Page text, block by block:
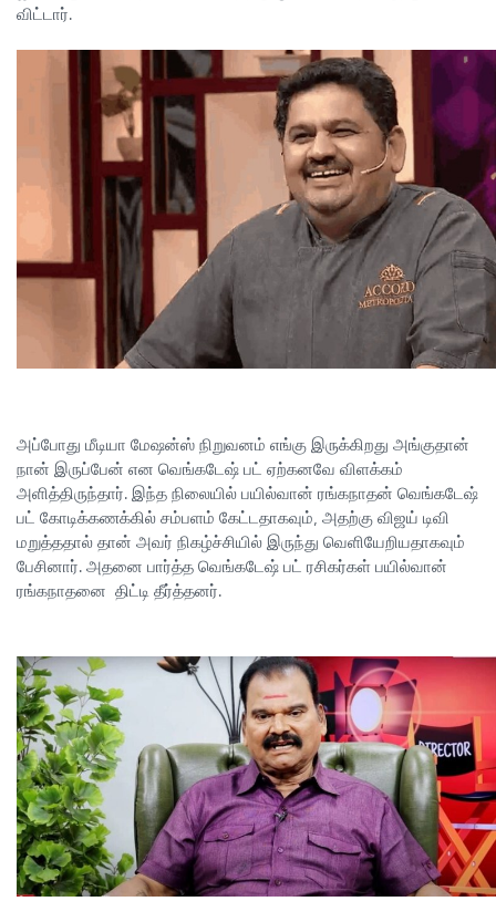
விட்டார்.
அப்போது மீடியா மேஷன்ஸ் நிறுவனம் எங்கு இருக்கிறது அங்குதான்
நான் இருப்பேன் என வெங்கடேஷ் பட் ஏற்கனவே விளக்கம்
அளித்திருந்தார். இந்த நிலையில் பயில்வான் ரங்கநாதன் வெங்கடேஷ்
பட் கோடிக்கணக்கில் சம்பளம் கேட்டதாகவும், அதற்கு விஜய் டிவி
மறுத்ததால் தான் அவர் நிகழ்ச்சியில் இருந்து வெளியேறியதாகவும்
பேசினார். அதனை பார்த்த வெங்கடேஷ் பட் ரசிகர்கள் பயில்வான்
ரங்கநாதனை திட்டி தீர்த்தனர்.